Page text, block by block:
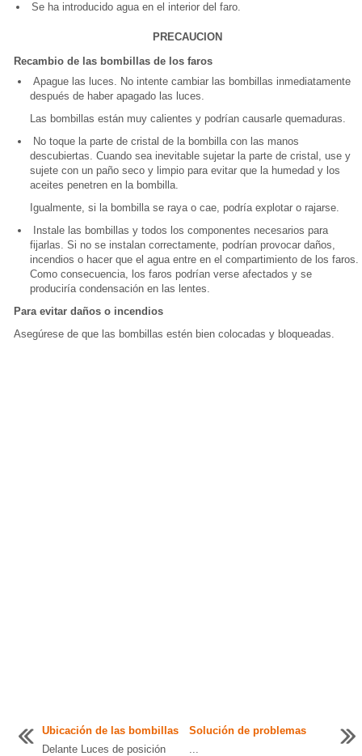
Se ha introducido agua en el interior del faro.
PRECAUCION
Recambio de las bombillas de los faros
Apague las luces. No intente cambiar las bombillas inmediatamente
después de haber apagado las luces.
Las bombillas están muy calientes y podrían causarle quemaduras.
No toque la parte de cristal de la bombilla con las manos
descubiertas. Cuando sea inevitable sujetar la parte de cristal, use y
sujete con un paño seco y limpio para evitar que la humedad y los
aceites penetren en la bombilla.
Igualmente, si la bombilla se raya o cae, podría explotar o rajarse.
Instale las bombillas y todos los componentes necesarios para
fijarlas. Si no se instalan correctamente, podrían provocar daños,
incendios o hacer que el agua entre en el compartimiento de los faros.
Como consecuencia, los faros podrían verse afectados y se
produciría condensación en las lentes.
Para evitar daños o incendios
Asegúrese de que las bombillas estén bien colocadas y bloqueadas.
Ubicación de las bombillas
Delante Luces de posición
Solución de problemas
...